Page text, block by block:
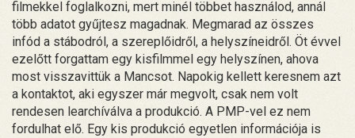
filmekkel foglalkozni, mert minél többet használod, annál
több adatot gyűjtesz magadnak. Megmarad az összes
infód a stábodról, a szereplőidről, a helyszíneidről. Öt évvel
ezelőtt forgattam egy kisfilmmel egy helyszínen, ahova
most visszavittük a Mancsot. Napokig kellett keresnem azt
a kontaktot, aki egyszer már megvolt, csak nem volt
rendesen learchíválva a produkció. A PMP-vel ez nem
fordulhat elő. Egy kis produkció egyetlen információja is